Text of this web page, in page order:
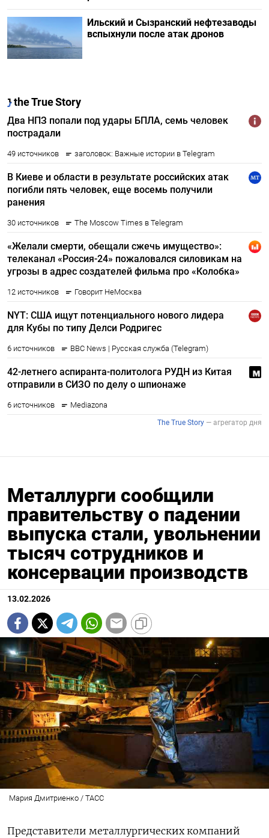
Ильский и Сызранский нефтезаводы
вспыхнули после атак дронов
Металлурги сообщили
правительству о падении
выпуска стали, увольнении
тысяч сотрудников и
консервации производств
13.02.2026
Мария Дмитриенко / ТАСС
Представители металлургических компаний